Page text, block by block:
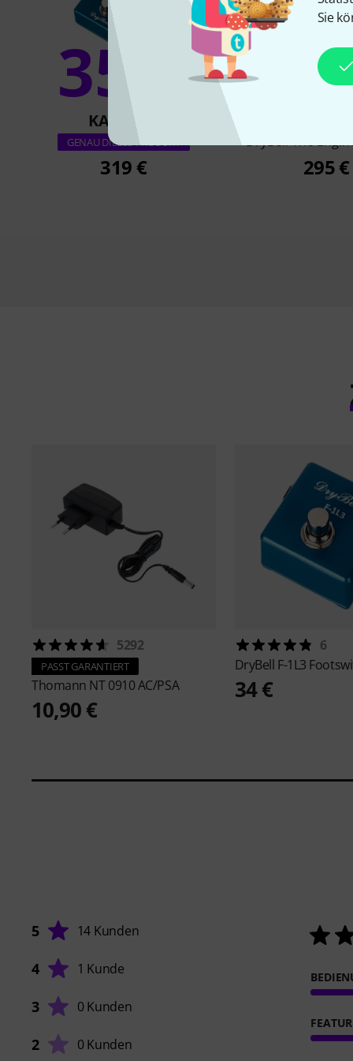
Sie
35%
KAUFTEN
GENAU DIESES PRODUKT
319 €
DryBell The
295 €
5292
PASST GARANTIERT
Thomann NT 0910 AC/PSA
10,90 €
6
DryBell F-1L3
34 €
5 14 Kunden
4 1 Kunde
3 0 Kunden
2 0 Kunden